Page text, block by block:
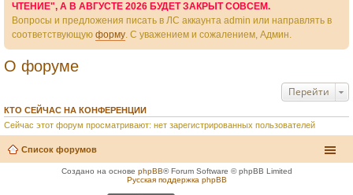
ЧТЕНИЕ", А В АВГУСТЕ 2026 БУДЕТ ЗАКРЫТ СОВСЕМ.
Вопросы и предложения писать в ЛС аккаунта admin или направлять в
соответствующую форму. С уважением и сожалением, Админ.
О форуме
Перейти
КТО СЕЙЧАС НА КОНФЕРЕНЦИИ
Сейчас этот форум просматривают: нет зарегистрированных пользователей
Список форумов
Создано на основе phpBB® Forum Software © phpBB Limited
Русская поддержка phpBB